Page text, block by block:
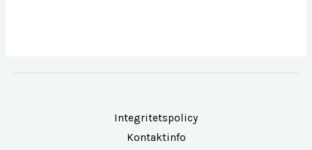
Integritetspolicy
Kontaktinfo